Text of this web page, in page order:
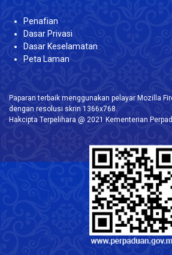
Penafian
Dasar Privasi
Dasar Keselamatan
Peta Laman
Paparan terbaik menggunakan pelayar Mozilla
dengan resolusi skrin 1366x768.
Hakcipta Terpelihara @ 2021 Kementerian